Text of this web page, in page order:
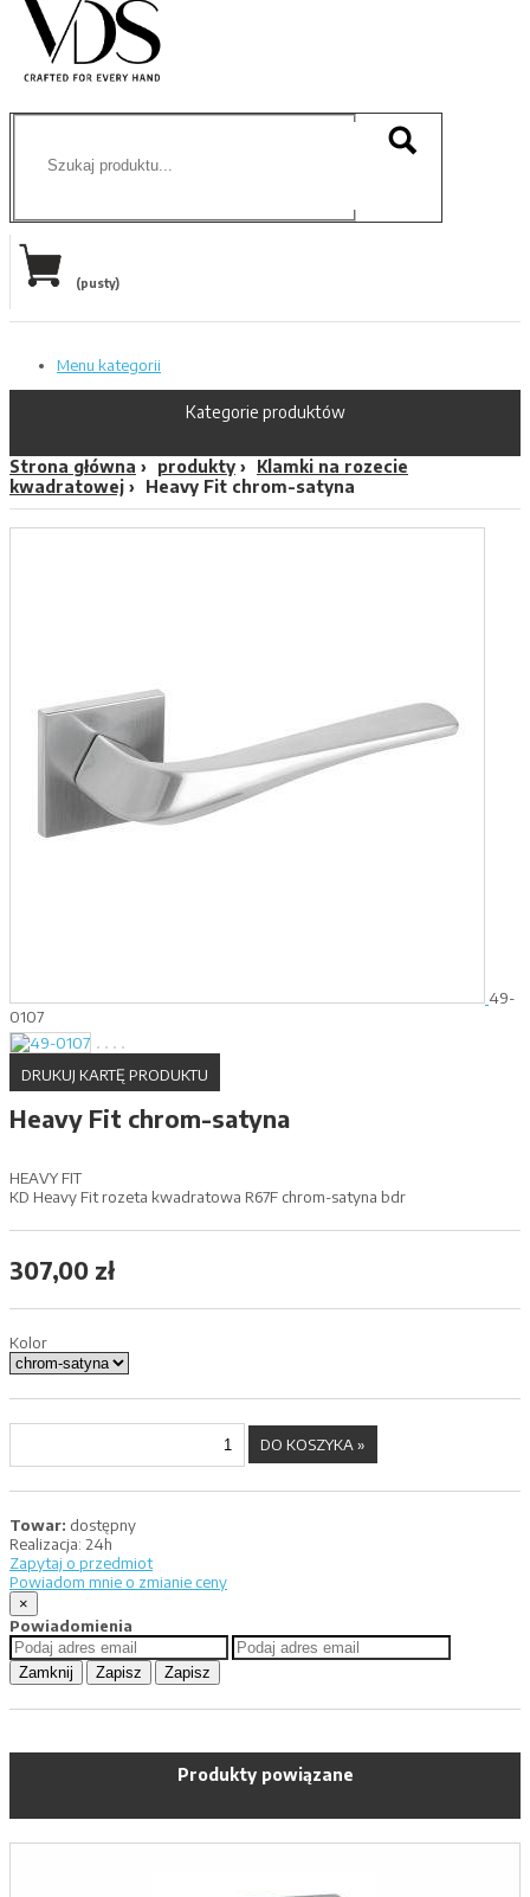
(pusty)
Menu kategorii
Kategorie produktów
Strona główna produkty
Klamki na rozecie
kwadratowej
Heavy Fit chrom-satyna
49-
0107
DRUKUJ KARTĘ PRODUKTU
Heavy Fit chrom-satyna
HEAVY FIT
KD Heavy Fit rozeta kwadratowa R67F chrom-satyna bdr
307,00 zł
Kolor
Towar: dostępny
Realizacja: 24h
Zapytaj o przedmiot
Powiadom mnie o zmianie ceny
×
Powiadomienia
Zamknij Zapisz Zapisz
Produkty powiązane